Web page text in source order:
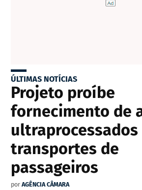
ÚLTIMAS NOTÍCIAS
Projeto proíbe
fornecimento de
ultraprocessados
transportes de
passageiros
por AGÊNCIA CÂMARA